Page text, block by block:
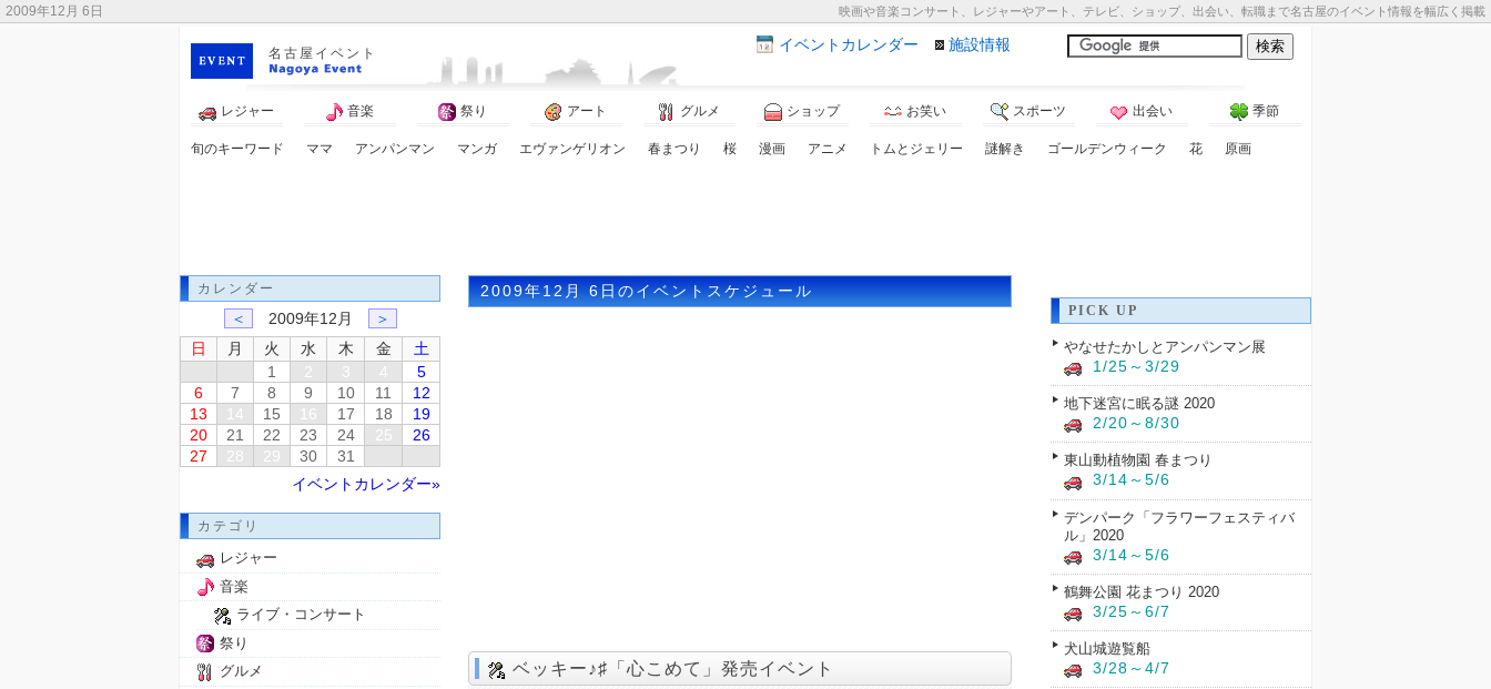
2009年12月 6日 映画や音楽コンサート、レジャーやアート、テレビ、ショップ、出会い、転職まで名古屋のイベント情報を幅広く掲載
名古屋イベント イベント カレンダー 施設情報
レジャー 音楽 祭り アート グルメ ショップ お笑い スポーツ 出会い 季節
旬のキーワード ママ アンパンマン マンガ エヴァンゲリオン 春まつり 桜 漫画 アニメ トムとジェリー 謎解き ゴールデンウィーク 花
原画
2009年12月 6日のイベントスケジュール
ベッキー♪♯「心こめて」発売イベント
カレンダー
＜ 2009年12月
＞
日
月 火 水 木 金
土
1
2 3 4
5
6
7 8 9 10 11
12
13
14 15 16 17 18
19
20
21 22 23 24 25
26
27
28 29 30
31
イベントカレンダー»
カテゴリ
レジャー
音楽
ライブ・コンサート
祭り
グルメ
PICK UP
やなせたかしとアンパンマン展
1/25～3/29
地下迷宮に眠る謎 2020
2/20～8/30
東山動植物園 春まつり
3/14～5/6
デンパーク「フラワーフェスティバ
ル」2020
3/14～5/6
鶴舞公園 花まつり 2020
3/25～6/7
犬山城遊覧船
3/28～4/7